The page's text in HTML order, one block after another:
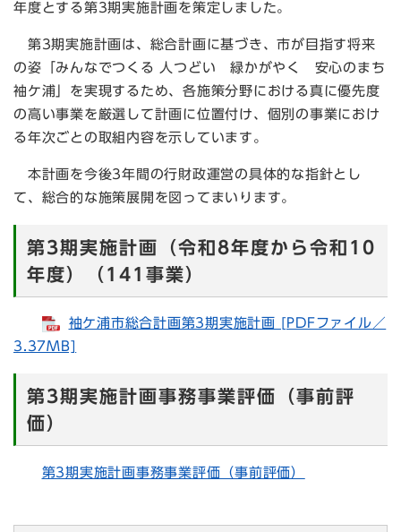
年度とする第3期実施計画を策定しました。
第3期実施計画は、総合計画に基づき、市が目指す将来
の姿「みんなでつくる 人つどい 緑かがやく 安心のまち
袖ケ浦」を実現するため、各施策分野における真に優先度
の高い事業を厳選して計画に位置付け、個別の事業におけ
る年次ごとの取組内容を示しています。
本計画を今後3年間の行財政運営の具体的な指針とし
て、総合的な施策展開を図ってまいります。
第3期実施計画（令和8年度から令和10
年度）（141事業）
袖ケ浦市総合計画第3期実施計画 [PDFファイル／
3.37MB]
第3期実施計画事務事業評価（事前評
価）
第3期実施計画事務事業評価（事前評価）